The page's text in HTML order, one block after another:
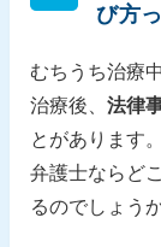
び方
むちうち治療
治療後、法律
とがあります。
弁護士ならど
るのでしょう